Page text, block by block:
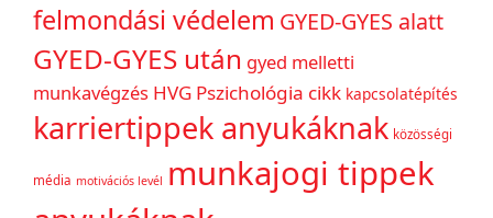
felmondási védelem GYED-GYES alatt
GYED-GYES után gyed melletti
munkavégzés HVG Pszichológia cikk kapcsolatépítés
karriertippek anyukáknak közösségi
média motivációs levél munkajogi tippek